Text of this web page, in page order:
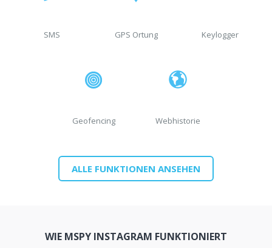
SMS GPS Ortung Keylogger
Geofencing Webhistorie
ALLE FUNKTIONEN ANSEHEN
WIE MSPY INSTAGRAM FUNKTIONIERT